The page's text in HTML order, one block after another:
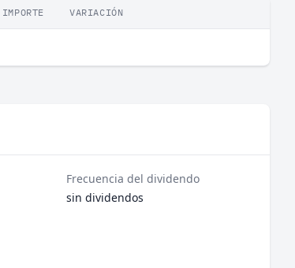
IMPORTE VARIACIÓN
Frecuencia del dividendo
sin dividendos